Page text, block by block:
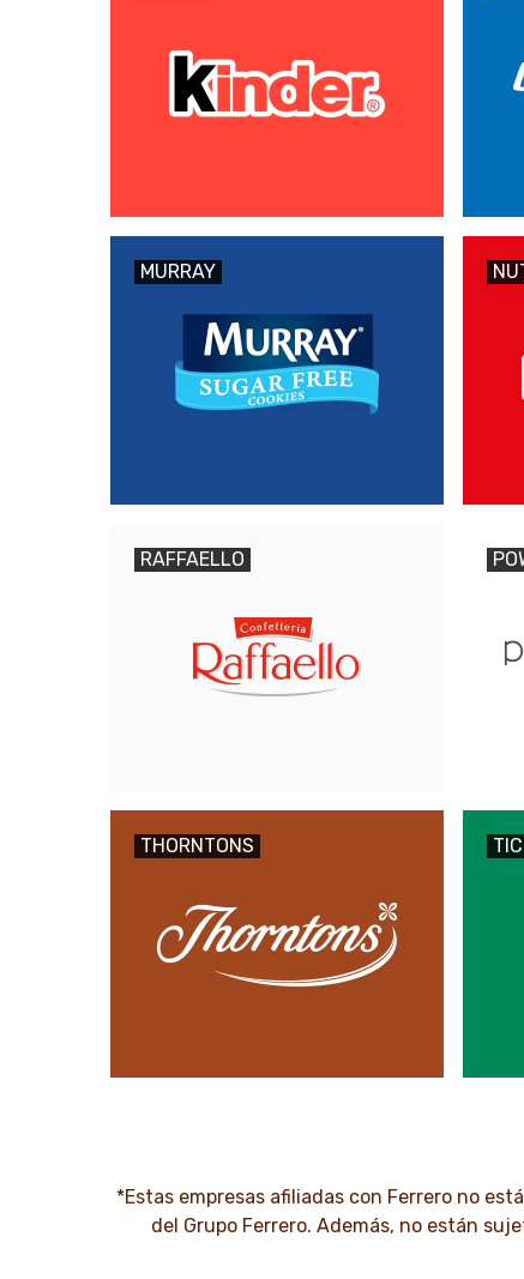
MURRAY
RAFFAELLO
THORNTONS
*Estas empresas afiliadas con Ferrero no
del Grupo Ferrero. Además, no están